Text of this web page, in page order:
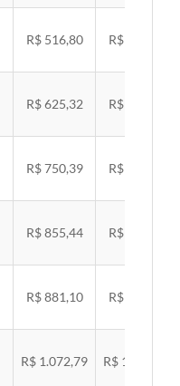
R$ 516,80 R$ 532,57
R$ 625,32 R$ 644,40
R$ 750,39 R$ 773,29
R$ 855,44 R$ 881,54
R$ 881,10 R$ 907,99
R$ 1.072,79 R$ 1.105,53